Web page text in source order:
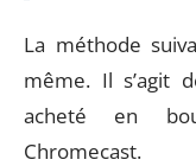
La méthode
même. Il s’agit
acheté en
Chromecast.